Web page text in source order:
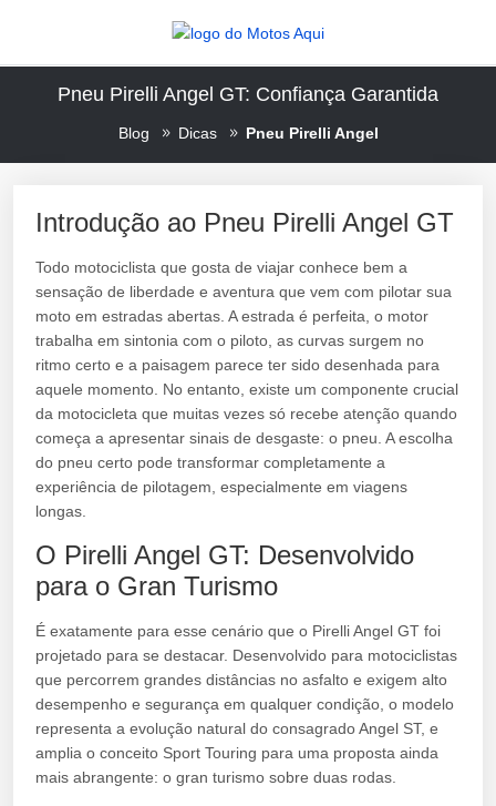
Pneu Pirelli Angel GT: Confiança Garantida
Blog Dicas Pneu Pirelli Angel
Introdução ao Pneu Pirelli Angel GT
Todo motociclista que gosta de viajar conhece bem a
sensação de liberdade e aventura que vem com pilotar sua
moto em estradas abertas. A estrada é perfeita, o motor
trabalha em sintonia com o piloto, as curvas surgem no
ritmo certo e a paisagem parece ter sido desenhada para
aquele momento. No entanto, existe um componente crucial
da motocicleta que muitas vezes só recebe atenção quando
começa a apresentar sinais de desgaste: o pneu. A escolha
do pneu certo pode transformar completamente a
experiência de pilotagem, especialmente em viagens
longas.
O Pirelli Angel GT: Desenvolvido
para o Gran Turismo
É exatamente para esse cenário que o Pirelli Angel GT foi
projetado para se destacar. Desenvolvido para motociclistas
que percorrem grandes distâncias no asfalto e exigem alto
desempenho e segurança em qualquer condição, o modelo
representa a evolução natural do consagrado Angel ST, e
amplia o conceito Sport Touring para uma proposta ainda
mais abrangente: o gran turismo sobre duas rodas.